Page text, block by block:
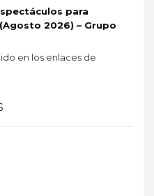
para
2026) – Grupo
en los enlaces de